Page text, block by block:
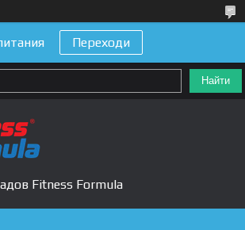
Переходи
Найти
Fitness Formula